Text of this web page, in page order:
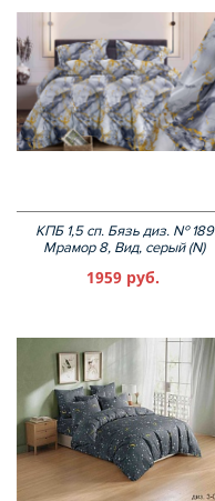
КПБ 1,5 сп. Бязь диз. № 189
Мрамор 8, Вид, серый (N)
1959 руб.